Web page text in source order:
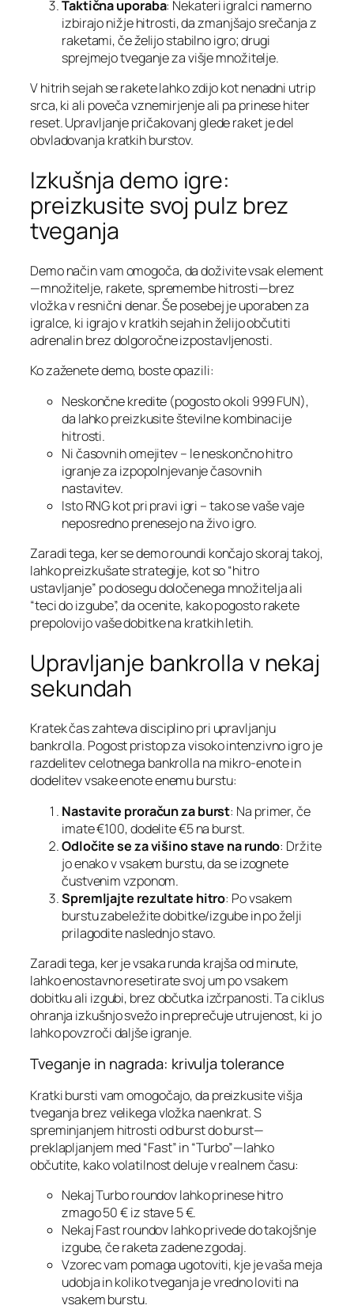
Taktična uporaba: Nekateri igralci namerno
izbirajo nižje hitrosti, da zmanjšajo srečanja z
raketami, če želijo stabilno igro; drugi
sprejmejo tveganje za višje množitelje.
V hitrih sejah se rakete lahko zdijo kot nenadni utrip
srca, ki ali poveča vznemirjenje ali pa prinese hiter
reset. Upravljanje pričakovanj glede raket je del
obvladovanja kratkih burstov.
Izkušnja demo igre:
preizkusite svoj pulz brez
tveganja
Demo način vam omogoča, da doživite vsak element
—množitelje, rakete, spremembe hitrosti—brez
vložka v resnični denar. Še posebej je uporaben za
igralce, ki igrajo v kratkih sejah in želijo občutiti
adrenalin brez dolgoročne izpostavljenosti.
Ko zaženete demo, boste opazili:
Neskončne kredite (pogosto okoli 999 FUN),
da lahko preizkusite številne kombinacije
hitrosti.
Ni časovnih omejitev – le neskončno hitro
igranje za izpopolnjevanje časovnih
nastavitev.
Isto RNG kot pri pravi igri – tako se vaše vaje
neposredno prenesejo na živo igro.
Zaradi tega, ker se demo roundi končajo skoraj takoj,
lahko preizkušate strategije, kot so “hitro
ustavljanje” po dosegu določenega množitelja ali
“teci do izgube”, da ocenite, kako pogosto rakete
prepolovijo vaše dobitke na kratkih letih.
Upravljanje bankrolla v nekaj
sekundah
Kratek čas zahteva disciplino pri upravljanju
bankrolla. Pogost pristop za visoko intenzivno igro je
razdelitev celotnega bankrolla na mikro‑enote in
dodelitev vsake enote enemu burstu:
Nastavite proračun za burst: Na primer, če
imate €100, dodelite €5 na burst.
Odločite se za višino stave na rundo: Držite
jo enako v vsakem burstu, da se izognete
čustvenim vzponom.
Spremljajte rezultate hitro: Po vsakem
burstu zabeležite dobitke/izgube in po želji
prilagodite naslednjo stavo.
Zaradi tega, ker je vsaka runda krajša od minute,
lahko enostavno resetirate svoj um po vsakem
dobitku ali izgubi, brez občutka izčrpanosti. Ta ciklus
ohranja izkušnjo svežo in preprečuje utrujenost, ki jo
lahko povzroči daljše igranje.
Tveganje in nagrada: krivulja tolerance
Kratki bursti vam omogočajo, da preizkusite višja
tveganja brez velikega vložka naenkrat. S
spreminjanjem hitrosti od burst do burst—
preklapljanjem med “Fast” in “Turbo”—lahko
občutite, kako volatilnost deluje v realnem času:
Nekaj Turbo roundov lahko prinese hitro
zmago 50 € iz stave 5 €.
Nekaj Fast roundov lahko privede do takojšnje
izgube, če raketa zadene zgodaj.
Vzorec vam pomaga ugotoviti, kje je vaša meja
udobja in koliko tveganja je vredno loviti na
vsakem burstu.